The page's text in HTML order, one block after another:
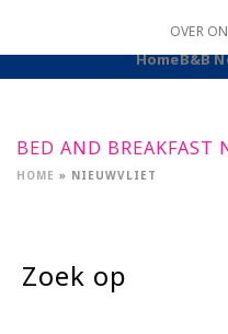
OVER
HomeB&B
BED AND BREAKFAST
HOME » NIEUWVLIET
Zoek op